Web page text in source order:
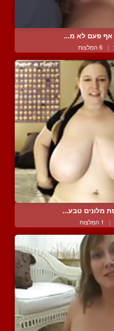
אף פעם לא מ...
| 6 המלצות
מלונים טבע...
| 1 המלצות